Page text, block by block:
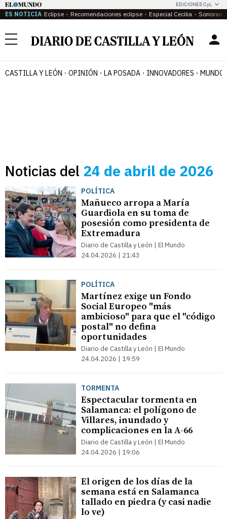
EDICIONES CyL
ES NOTICIA Eclipse Recomendaciones eclipse Especial Cecilia
Menú
CASTILLA Y LEÓN OPINIÓN LA POSADA INNOVADORES MUNDO
Noticias del 24 de abril de 2026
POLÍTICA
Mañueco arropa a María
Guardiola en su toma de
posesión como presidenta de
Extremadura
Diario de Castilla y León | El Mundo
24.04.2026 | 21:43
POLÍTICA
Martínez exige un Fondo
Social Europeo "más
ambicioso" para que el "código
postal" no defina
oportunidades
Diario de Castilla y León | El Mundo
24.04.2026 | 19:59
TORMENTA
Espectacular tormenta en
Salamanca: el polígono de
Villares, inundado y
complicaciones en la A-66
Diario de Castilla y León | El Mundo
24.04.2026 | 19:06
El origen de los días de la
semana está en Salamanca
tallado en piedra (y casi nadie
lo ve)